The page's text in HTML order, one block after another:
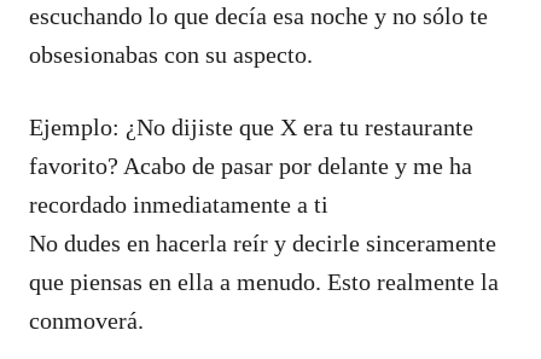
escuchando lo que decía esa noche y no sólo te
obsesionabas con su aspecto.
Ejemplo: ¿No dijiste que X era tu restaurante
favorito? Acabo de pasar por delante y me ha
recordado inmediatamente a ti
No dudes en hacerla reír y decirle sinceramente
que piensas en ella a menudo. Esto realmente la
conmoverá.